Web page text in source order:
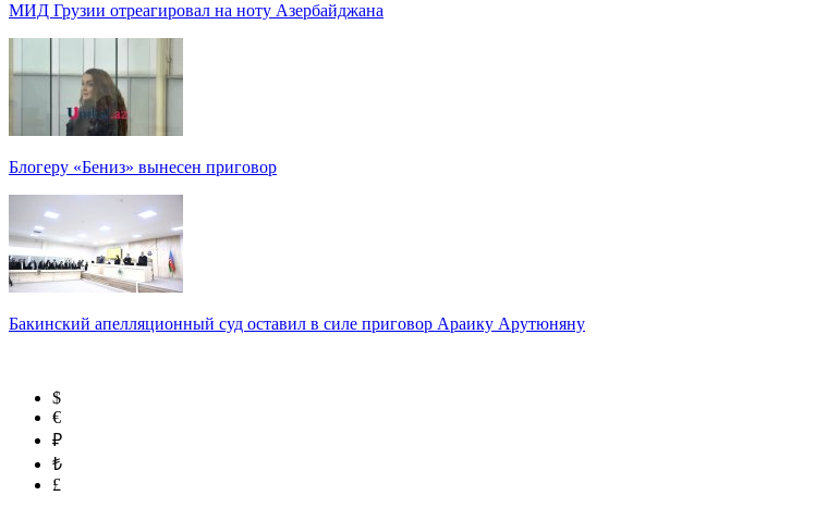
МИД Грузии отреагировал на ноту Азербайджана
Блогеру «Бениз» вынесен приговор
Бакинский апелляционный суд оставил в силе приговор Араику Арутюняну
$
€
₽
₺
£